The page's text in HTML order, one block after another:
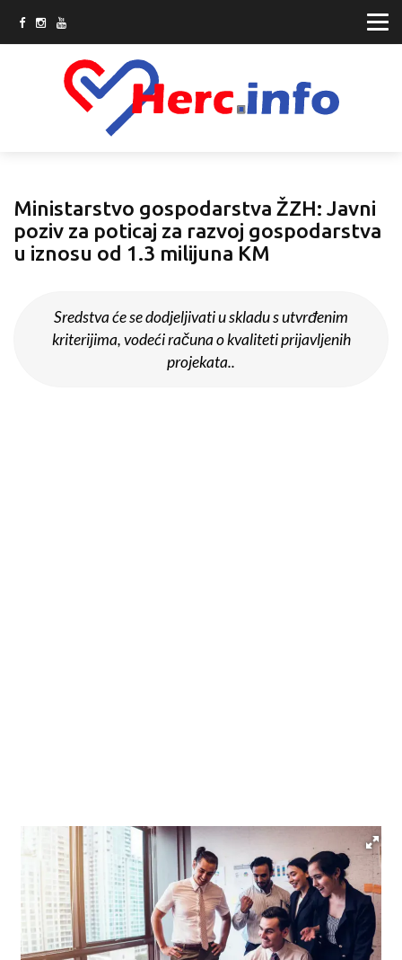
Ministarstvo gospodarstva ŽZH: Javni
poziv za poticaj za razvoj gospodarstva
u iznosu od 1.3 milijuna KM
Sredstva će se dodjeljivati u skladu s utvrđenim
kriterijima, vodeći računa o kvaliteti prijavljenih
projekata..